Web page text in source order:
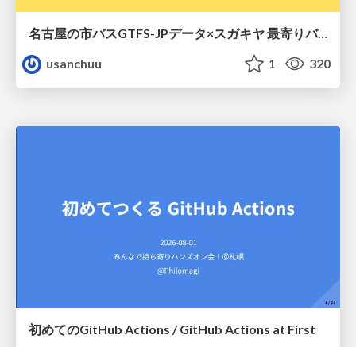
名古屋の市バスGTFS-JPデータ×スガキヤ 最寄りバス停検索をAmazon ElastiCache Serverless for Valkeyで最適化する
usanchuu
1 320
初めてのGitHub Actions / GitHub Actions at First